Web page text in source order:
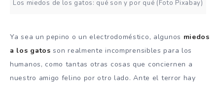
Los miedos de los gatos: qué son y por qué (Foto Pixabay)
Ya sea un pepino o un electrodoméstico, algunos miedos
a los gatos son realmente incomprensibles para los
humanos, como tantas otras cosas que conciernen a
nuestro amigo felino por otro lado. Ante el terror hay